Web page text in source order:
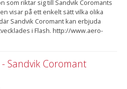
som riktar sig till Sandvik Coromants
visar på ett enkelt sätt vilka olika
Sandvik Coromant kan erbjuda
i Flash. http://www.aero-
Sandvik Coromant